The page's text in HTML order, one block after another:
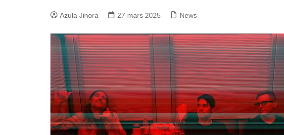
Azula Jinora 27 mars 2025 News